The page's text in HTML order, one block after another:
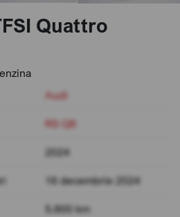
Quattro
Audi
RS Q8
2024
16 decembrie 2024
5.800 km